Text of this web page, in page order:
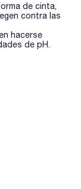
de cinta,
contra las
hacerse
de pH.